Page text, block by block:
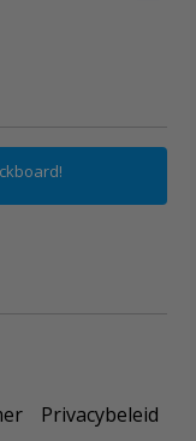
Privacybeleid